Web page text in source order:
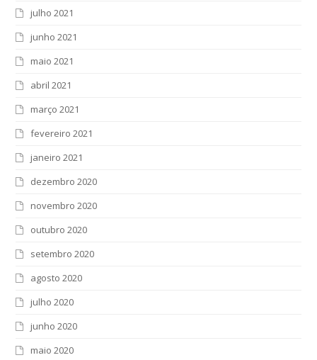
julho 2021
junho 2021
maio 2021
abril 2021
março 2021
fevereiro 2021
janeiro 2021
dezembro 2020
novembro 2020
outubro 2020
setembro 2020
agosto 2020
julho 2020
junho 2020
maio 2020